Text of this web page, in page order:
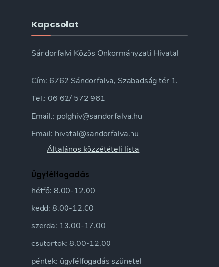
Kapcsolat
Sándorfalvi Közös Önkormányzati Hivatal
Cím: 6762 Sándorfalva, Szabadság tér 1.
Tel.: 06 62/ 572 961
Email.: polghiv@sandorfalva.hu
Email: hivatal@sandorfalva.hu
Általános közzétételi lista
Ügyfélfogadás
hétfő: 8.00-12.00
kedd: 8.00-12.00
szerda: 13.00-17.00
csütörtök: 8.00-12.00
péntek: ügyfélfogadás szünetel